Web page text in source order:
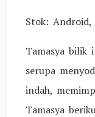
Stok: Android,
Tamasya bilik
serupa
indah,
Tamasya